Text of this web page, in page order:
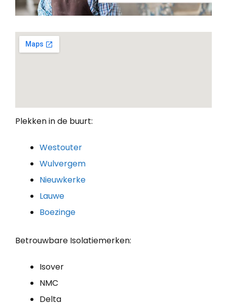
Plekken in de buurt:
Westouter
Wulvergem
Nieuwkerke
Lauwe
Boezinge
Betrouwbare Isolatiemerken:
Isover
NMC
Delta